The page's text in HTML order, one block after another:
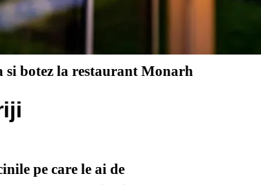
si botez la restaurant Monarh
pe care le ai de